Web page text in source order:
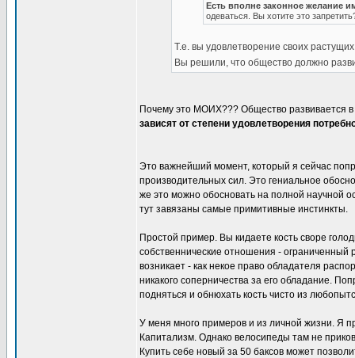
Есть вполне законное желание
одеваться. Вы хотите это
Т.е. вы удовлетворение своих
Вы решили, что общество должно
Почему это МОИХ??? Общество развивается
зависят от степени удовлетворения
Это важнейший момент, который я сейчас
производительных сил. Это гениальное
же это можно обосновать на полной научной
тут завязаны самые примитивные инстинкты.
Простой пример. Вы кидаете кость своре
собственнические отношения - ограниченный
возникает - как некое право обладателя
никакого соперничества за его обладание.
подняться и обнюхать кость чисто из
У меня много примеров и из личной жизни. Я
Капитализм. Однако велосипеды там не
Купить себе новый за 50 баксов может